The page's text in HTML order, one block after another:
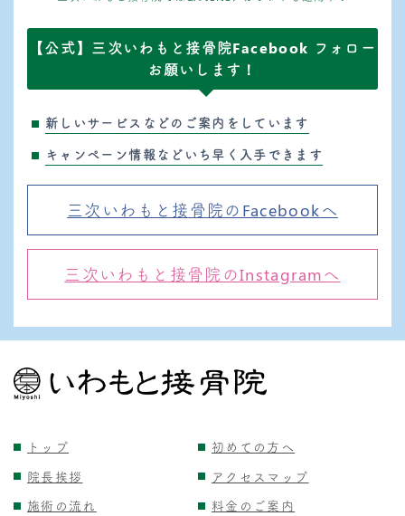
【公式】三次いわもと接骨院Facebook フォロー
お願いします！
新しいサービスなどのご案内をしています
キャンペーン情報などいち早く入手できます
三次いわもと接骨院のFacebookへ
三次いわもと接骨院のInstagramへ
トップ
初めての方へ
院長挨拶
アクセスマップ
施術の流れ
料金のご案内